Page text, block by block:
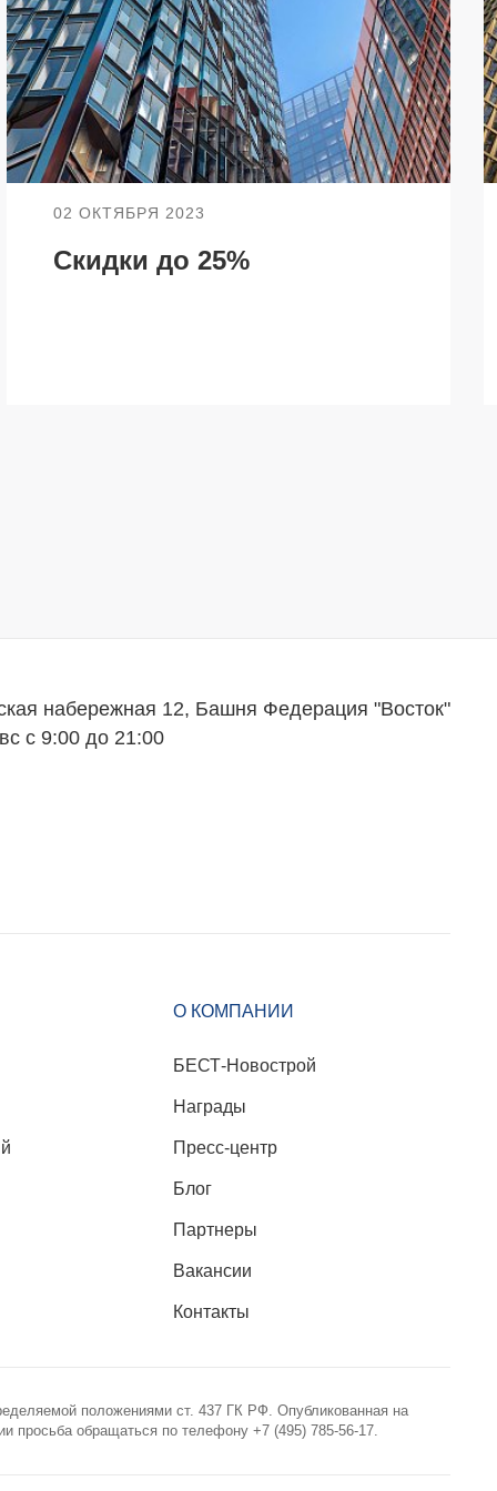
О КОМПАНИИ
БЕСТ-Новострой
Награды
Пресс-центр
Блог
02 ОКТЯБРЯ 2023
Скидки до 25%
набережная 12, Башня Федерация "Восток"
с 9:00 до 21:00
О КОМПАНИИ
БЕСТ-Новострой
Награды
Пресс-центр
Блог
Партнеры
Вакансии
Контакты
положениями ст. 437 ГК РФ. Опубликованная на
просьба обращаться по телефону +7 (495) 785-56-17.